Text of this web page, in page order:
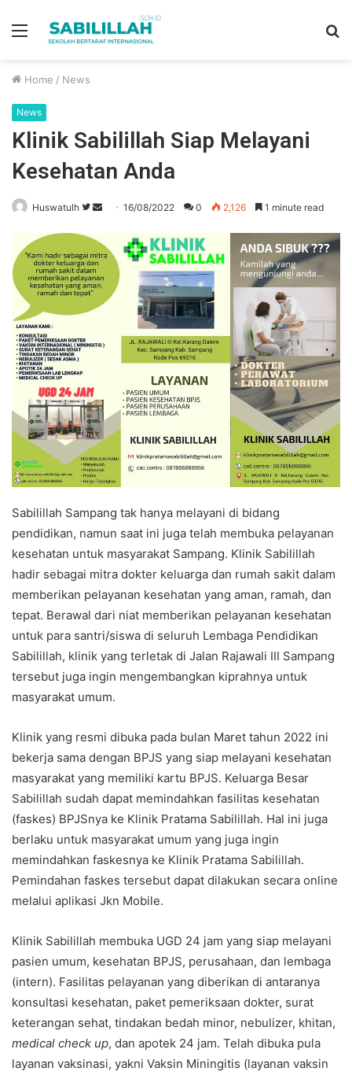
Menu
Home / News
News
Klinik Sabilillah Siap Melayani
Kesehatan Anda
Huswatulh
F
l
o
i
t
t
r
n
a
n
l
16/08/2022 0 2,126 1 minute read
Sabilillah Sampang tak hanya melayani di bidang
pendidikan, namun saat ini juga telah membuka pelayanan
kesehatan untuk masyarakat Sampang. Klinik Sabilillah
hadir sebagai mitra dokter keluarga dan rumah sakit dalam
memberikan pelayanan kesehatan yang aman, ramah, dan
tepat. Berawal dari niat memberikan pelayanan kesehatan
untuk para santri/siswa di seluruh Lembaga Pendidikan
Sabilillah, klinik yang terletak di Jalan Rajawali III Sampang
tersebut juga ingin mengembangkan kiprahnya untuk
masyarakat umum.
Klinik yang resmi dibuka pada bulan Maret tahun 2022 ini
bekerja sama dengan BPJS yang siap melayani kesehatan
masyarakat yang memiliki kartu BPJS. Keluarga Besar
Sabilillah sudah dapat memindahkan fasilitas kesehatan
(faskes) BPJSnya ke Klinik Pratama Sabilillah. Hal ini juga
berlaku untuk masyarakat umum yang juga ingin
memindahkan faskesnya ke Klinik Pratama Sabilillah.
Pemindahan faskes tersebut dapat dilakukan secara online
melalui aplikasi Jkn Mobile.
Klinik Sabilillah membuka UGD 24 jam yang siap melayani
pasien umum, kesehatan BPJS, perusahaan, dan lembaga
(intern). Fasilitas pelayanan yang diberikan di antaranya
konsultasi kesehatan, paket pemeriksaan dokter, surat
keterangan sehat, tindakan bedah minor, nebulizer, khitan,
medical check up, dan apotek 24 jam. Telah dibuka pula
layanan vaksinasi, yakni Vaksin Miningitis (layanan vaksin